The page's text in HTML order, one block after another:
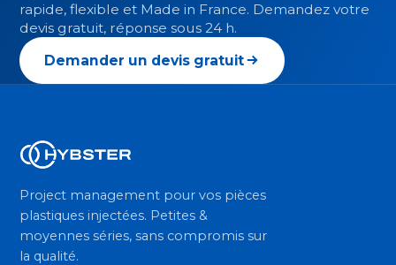
rapide, flexible et Made in France. Demandez votre
devis gratuit, réponse sous 24 h.
Demander un devis gratuit
Project management pour vos pièces
plastiques injectées. Petites &
moyennes séries, sans compromis sur
la qualité.